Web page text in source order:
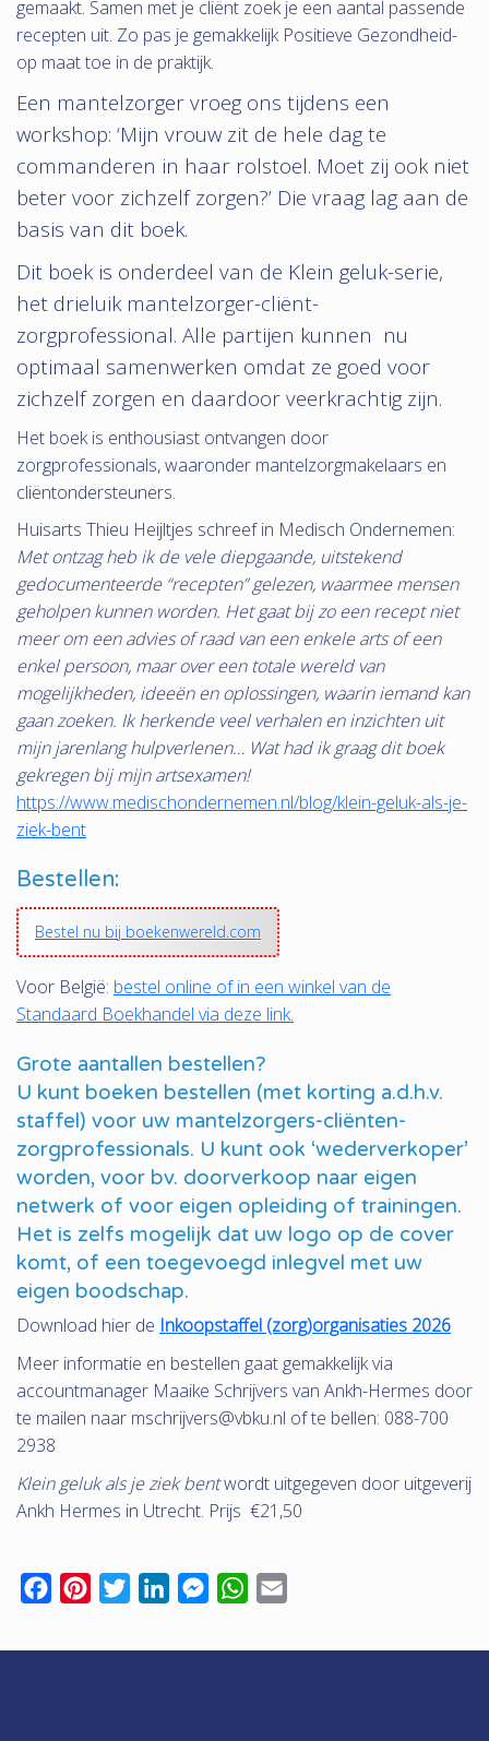
gemaakt. Samen met je cliënt zoek je een aantal passende
recepten uit. Zo pas je gemakkelijk Positieve Gezondheid-
op maat toe in de praktijk.
Een mantelzorger vroeg ons tijdens een
workshop: ‘Mijn vrouw zit de hele dag te
commanderen in haar rolstoel. Moet zij ook niet
beter voor zichzelf zorgen?’ Die vraag lag aan de
basis van dit boek.
Dit boek is onderdeel van de Klein geluk-serie,
het drieluik mantelzorger-cliënt-
zorgprofessional. Alle partijen kunnen nu
optimaal samenwerken omdat ze goed voor
zichzelf zorgen en daardoor veerkrachtig zijn.
Het boek is enthousiast ontvangen door
zorgprofessionals, waaronder mantelzorgmakelaars en
cliëntondersteuners.
Huisarts Thieu Heijltjes schreef in Medisch Ondernemen:
Met ontzag heb ik de vele diepgaande, uitstekend
gedocumenteerde “recepten” gelezen, waarmee mensen
geholpen kunnen worden. Het gaat bij zo een recept niet
meer om een advies of raad van een enkele arts of een
enkel persoon, maar over een totale wereld van
mogelijkheden, ideeën en oplossingen, waarin iemand kan
gaan zoeken. Ik herkende veel verhalen en inzichten uit
mijn jarenlang hulpverlenen… Wat had ik graag dit boek
gekregen bij mijn artsexamen!
https://www.medischondernemen.nl/blog/klein-geluk-als-je-
ziek-bent
Bestellen:
Bestel nu bij boekenwereld.com
Voor België: bestel online of in een winkel van de
Standaard Boekhandel via deze link.
Grote aantallen bestellen?
U kunt boeken bestellen (met korting a.d.h.v.
staffel) voor uw mantelzorgers-cliënten-
zorgprofessionals. U kunt ook ‘wederverkoper’
worden, voor bv. doorverkoop naar eigen
netwerk of voor eigen opleiding of trainingen.
Het is zelfs mogelijk dat uw logo op de cover
komt, of een toegevoegd inlegvel met uw
eigen boodschap.
Download hier de Inkoopstaffel (zorg)organisaties 2026
Meer informatie en bestellen gaat gemakkelijk via
accountmanager Maaike Schrijvers van Ankh-Hermes door
te mailen naar mschrijvers@vbku.nl of te bellen: 088-700
2938
Klein geluk als je ziek bentwordt uitgegeven door uitgeverij
Ankh Hermes in Utrecht. Prijs €21,50
c
n
i
n
M
s
W
a
a